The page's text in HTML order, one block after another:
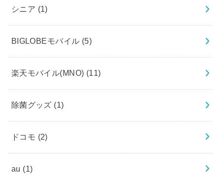
シニア (1)
BIGLOBEモバイル (5)
楽天モバイル(MNO) (11)
除菌グッズ (1)
ドコモ (2)
au (1)